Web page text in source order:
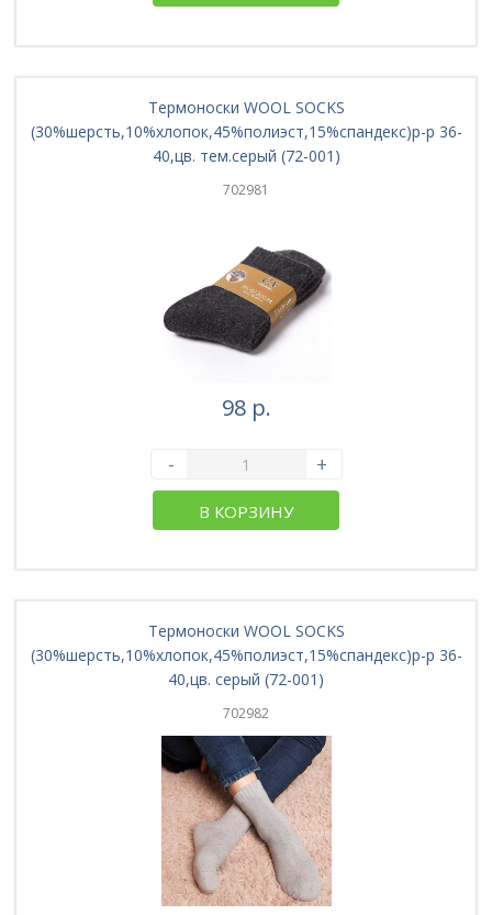
Термоноски WOOL SOCKS
(30%шерсть,10%хлопок,45%полиэст,15%спандекс)р-р 36-
40,цв. тем.серый (72-001)
702981
98 р.
- +
В КОРЗИНУ
Термоноски WOOL SOCKS
(30%шерсть,10%хлопок,45%полиэст,15%спандекс)р-р 36-
40,цв. серый (72-001)
702982